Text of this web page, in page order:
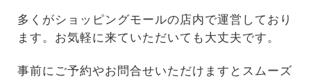
多くがショッピングモールの店内で運営しており
ます。お気軽に来ていただいても大丈夫です。
事前にご予約やお問合せいただけますとスムーズ